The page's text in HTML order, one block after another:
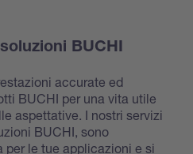
BUCHI
accurate ed
BUCHI per una vita utile
aspettative. I nostri servizi
BUCHI, sono
per le tue applicazioni e si